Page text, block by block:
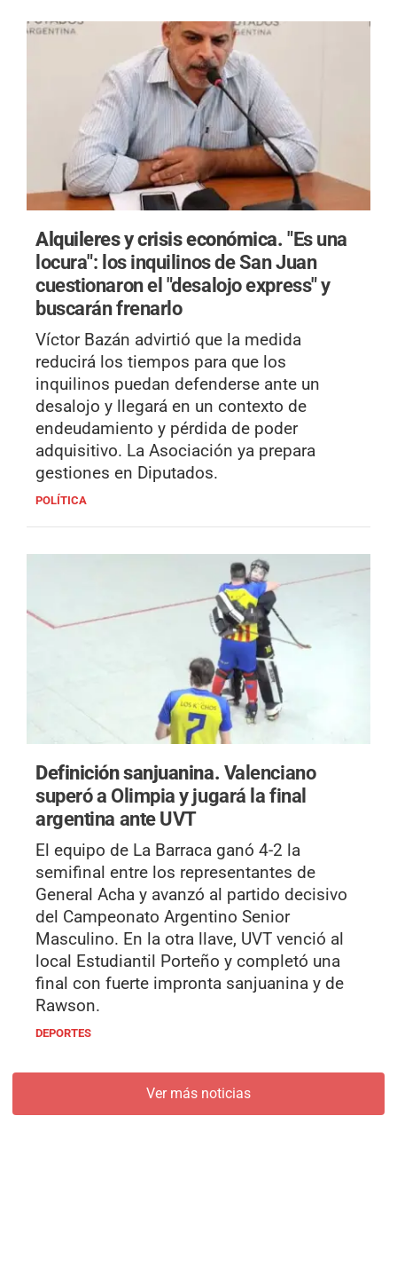
Alquileres y crisis económica."Es una
locura": los inquilinos de San Juan
cuestionaron el "desalojo express" y
buscarán frenarlo
Víctor Bazán advirtió que la medida
reducirá los tiempos para que los
inquilinos puedan defenderse ante un
desalojo y llegará en un contexto de
endeudamiento y pérdida de poder
adquisitivo. La Asociación ya prepara
gestiones en Diputados.
POLÍTICA
Definición sanjuanina. Valenciano
superó a Olimpia y jugará la final
argentina ante UVT
El equipo de La Barraca ganó 4-2 la
semifinal entre los representantes de
General Acha y avanzó al partido decisivo
del Campeonato Argentino Senior
Masculino. En la otra llave, UVT venció al
local Estudiantil Porteño y completó una
final con fuerte impronta sanjuanina y de
Rawson.
DEPORTES
Ver más noticias